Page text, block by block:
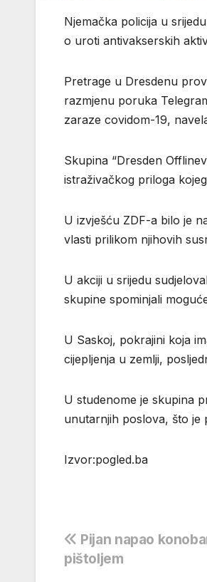
Njemačka policija u
o uroti antivakserskih
Pretrage u Dresdenu
razmjenu poruka
zaraze covidom-19,
Skupina “Dresden
istraživačkog priloga
U izvješću ZDF-a bilo je
vlasti prilikom njihovih
U akciji u srijedu
skupine spominjali
U Saskoj, pokrajini koja
cijepljenja u zemlji,
U studenome je skupina
unutarnjih poslova, što je
Izvor:pogled.ba
Navigacija
objava
Pijan napao
pištoljem